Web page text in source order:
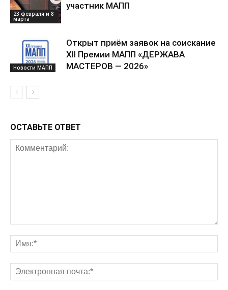
23 февраля и 8
марта
участник МАПП
Новости МАПП
Открыт приём заявок на соискание
XII Премии МАПП «ДЕРЖАВА
МАСТЕРОВ — 2026»
ОСТАВЬТЕ ОТВЕТ